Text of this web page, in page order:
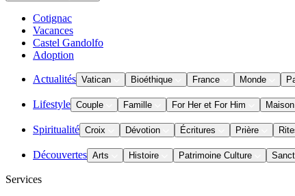
Cotignac
Vacances
Castel Gandolfo
Adoption
Actualités Vatican Bioéthique France Monde
Lifestyle Couple Famille For Her et For Him Maison
Spiritualité Croix Dévotion Écritures Prière
Découvertes Arts Histoire Patrimoine Culture
Services